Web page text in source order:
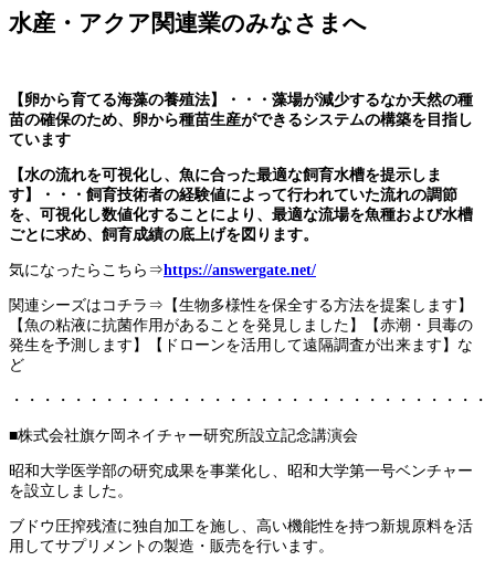
水産・アクア関連業のみなさまへ
【卵から育てる海藻の養殖法】・・・藻場が減少するなか天然の種
苗の確保のため、卵から種苗生産ができるシステムの構築を目指し
ています
【水の流れを可視化し、魚に合った最適な飼育水槽を提示しま
す】・・・飼育技術者の経験値によって行われていた流れの調節
を、可視化し数値化することにより、最適な流場を魚種および水槽
ごとに求め、飼育成績の底上げを図ります。
気になったらこちら⇒https://answergate.net/
関連シーズはコチラ⇒【生物多様性を保全する方法を提案します】
【魚の粘液に抗菌作用があることを発見しました】【赤潮・貝毒の
発生を予測します】【ドローンを活用して遠隔調査が出来ます】な
ど
・・・・・・・・・・・・・・・・・・・・・・・・・・・・・・
■株式会社旗ケ岡ネイチャー研究所設立記念講演会
昭和大学医学部の研究成果を事業化し、昭和大学第一号ベンチャー
を設立しました。
ブドウ圧搾残渣に独自加工を施し、高い機能性を持つ新規原料を活
用してサプリメントの製造・販売を行います。